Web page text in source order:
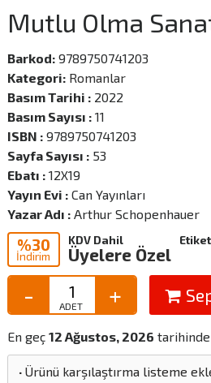
Mutlu Olma
Barkod:9789750741203
Kategori: Romanlar
Basım Tarihi :2022
Basım Sayısı :11
ISBN :9789750741203
Sayfa Sayısı :53
Ebatı :12X19
Yayın Evi :Can Yayınları
Yazar Adı :Arthur Schopenhauer
%30
İndirim
KDV Dahil
Üyelere Özel
En geç 12 Ağustos, 2026
· Ürünü karşılaştırma listeme